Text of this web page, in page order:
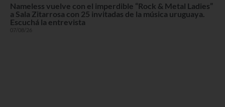
Nameless vuelve con el imperdible “Rock & Metal Ladies”
a Sala Zitarrosa con 25 invitadas de la música uruguaya.
Escuchá la entrevista
07/08/26